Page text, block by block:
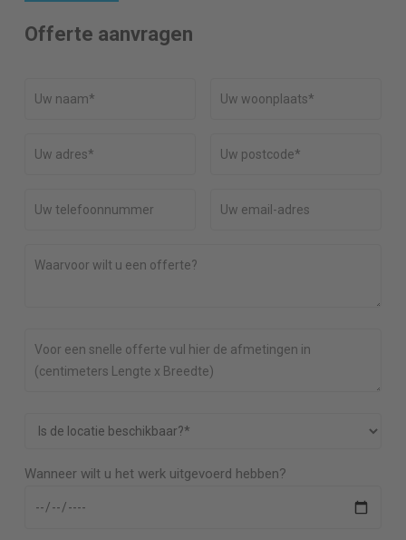
Offerte aanvragen
Wanneer wilt u het werk uitgevoerd hebben?